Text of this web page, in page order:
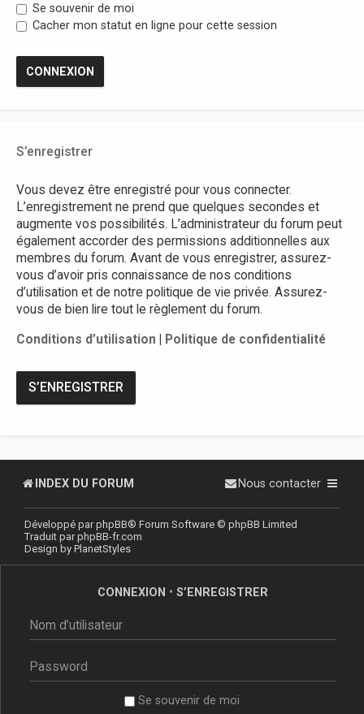
Se souvenir de moi
Cacher mon statut en ligne pour cette session
S’enregistrer
Vous devez être enregistré pour vous connecter.
L’enregistrement ne prend que quelques secondes et
augmente vos possibilités. L’administrateur du forum peut
également accorder des permissions additionnelles aux
membres du forum. Avant de vous enregistrer, assurez-
vous d’avoir pris connaissance de nos conditions
d’utilisation et de notre politique de vie privée. Assurez-
vous de bien lire tout le règlement du forum.
Conditions d’utilisation Politique de confidentialité
S’ENREGISTRER
INDEX DU FORUM Nous contacter
Développé parphpBB® Forum Software © phpBB Limited
Traduit parphpBB-fr.com
Design by PlanetStyles
CONNEXION • S’ENREGISTRER
Se souvenir de moi